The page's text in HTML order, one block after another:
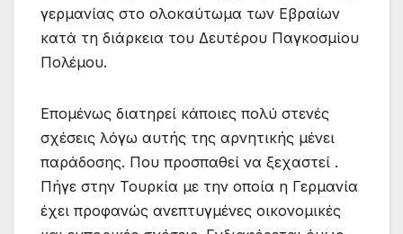
γερμανίας στο ολοκαύτωμα των Εβραίων
κατά τη διάρκεια του Δευτέρου Παγκοσμίου
Πολέμου.
Επομένως διατηρεί κάποιες πολύ στενές
σχέσεις λόγω αυτής της αρνητικής μένει
παράδοσης. Που προσπαθεί να ξεχαστεί .
Πήγε στην Τουρκία με την οποία η Γερμανία
έχει προφανώς ανεπτυγμένες οικονομικές